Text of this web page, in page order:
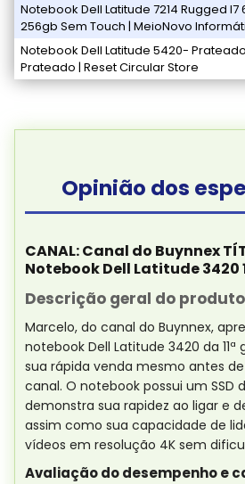
Notebook Dell Latitude 7214 Rugged I7
256gb Sem Touch | MeioNovo
Notebook Dell Latitude 5420-
Prateado | Reset Circular Store
Opinião dos
CANAL: Canal do Buynnex
Notebook Dell Latitude 3420
Descrição geral do
Marcelo, do canal do Buynnex,
notebook Dell Latitude 3420 da
sua rápida venda mesmo antes
canal. O notebook possui um SSD
demonstra sua rapidez ao ligar e
assim como sua capacidade de
vídeos em resolução 4K sem
Avaliação do desempenho e